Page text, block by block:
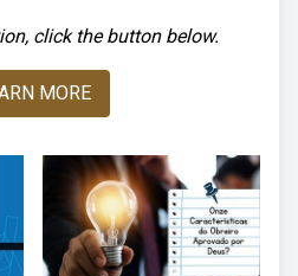
click the button below.
MORE